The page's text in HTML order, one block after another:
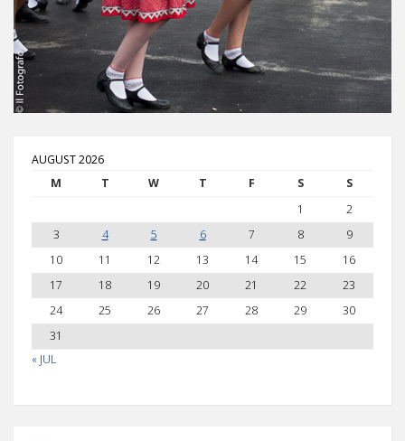
AUGUST 2026
M
T W T F S S
« JUL
1
2
3
4 5 6 7 8
9
10
11 12 13 14 15
16
17
18 19 20 21 22
23
24
25 26 27 28 29
30
31